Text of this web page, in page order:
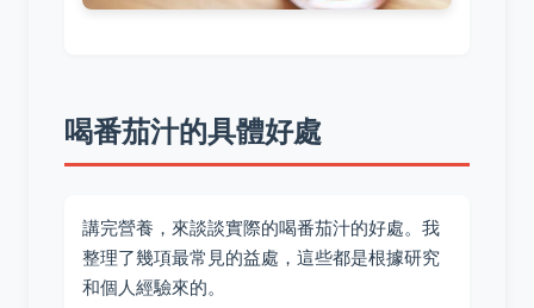
喝番茄汁的具體好處
講完營養，來談談實際的喝番茄汁的好處。我
整理了幾項最常見的益處，這些都是根據研究
和個人經驗來的。